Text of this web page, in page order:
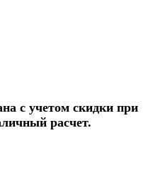
с учетом скидки при
расчет.